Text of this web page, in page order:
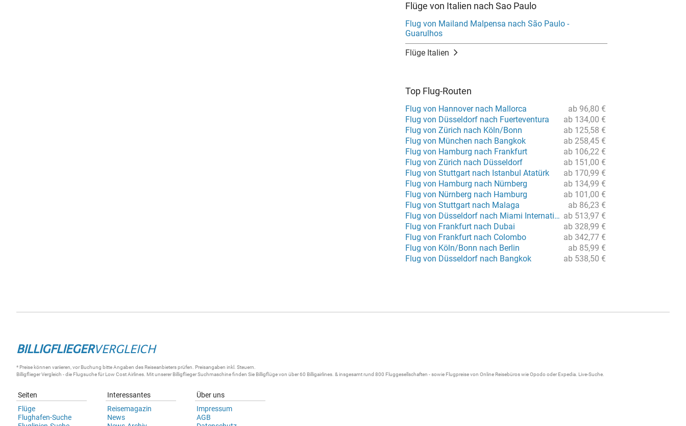
Flüge von Italien nach Sao Paulo
Flug von Mailand Malpensa nach São Paulo -
Guarulhos
Flüge Italien
Top Flug-Routen
ab 96,80 €
Flug von Hannover nach Mallorca
ab 134,00 €
Flug von Düsseldorf nach Fuerteventura
ab 125,58 €
Flug von Zürich nach Köln/Bonn
ab 258,45 €
Flug von München nach Bangkok
ab 106,22 €
Flug von Hamburg nach Frankfurt
ab 151,00 €
Flug von Zürich nach Düsseldorf
ab 170,99 €
Flug von Stuttgart nach Istanbul Atatürk
ab 134,99 €
Flug von Hamburg nach Nürnberg
ab 101,00 €
Flug von Nürnberg nach Hamburg
ab 86,23 €
Flug von Stuttgart nach Malaga
ab 513,97 €
Flug von Düsseldorf nach Miami International
ab 328,99 €
Flug von Frankfurt nach Dubai
ab 342,77 €
Flug von Frankfurt nach Colombo
ab 85,99 €
Flug von Köln/Bonn nach Berlin
ab 538,50 €
Flug von Düsseldorf nach Bangkok
BILLIGFLIEGERVERGLEICH
* Preise können variieren, vor Buchung bitte Angaben des Reiseanbieters prüfen. Preisangaben inkl. Steuern.
BilligfliegerVergleich - die Flugsuchefür Low Cost Airlines. Mit unsererBilligflieger Suchmaschinefinden Sie Billigflügevon über 60 Billigairlines . & insgesamt rund 800 Fluggesellschaften - sowie Flugpreise von Online Reisebüros wie Opodo oder Expedia. Live-Suche
Seiten
Flüge
Flughafen-Suche
Interessantes
Reisemagazin
News
Über uns
Impressum
AGB